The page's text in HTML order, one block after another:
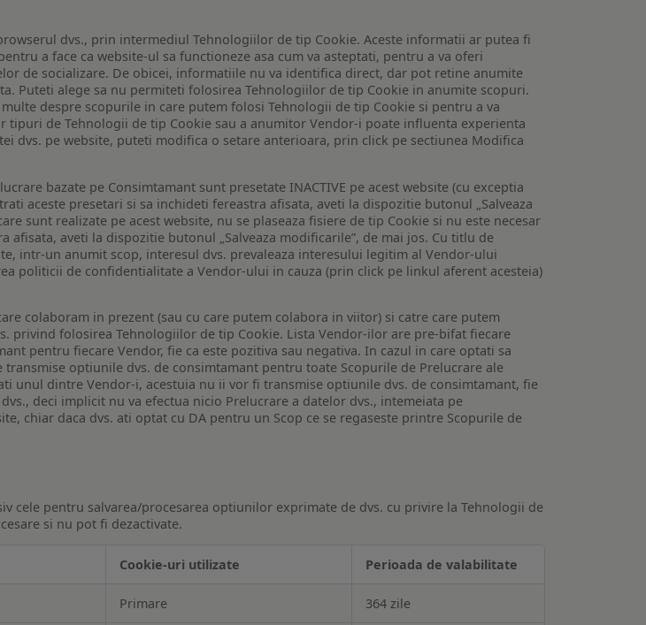
dvs., prin intermediul Tehnologiilor de tip Cookie. Aceste informatii ar putea fi
a face ca website-ul sa functioneze asa cum va asteptati, pentru a va oferi
de socializare. De obicei, informatiile nu va identifica direct, dar pot retine anumite
Puteti alege sa nu permiteti folosirea Tehnologiilor de tip Cookie in anumite scopuri.
despre scopurile in care putem folosi Tehnologii de tip Cookie si pentru a va
tipuri de Tehnologii de tip Cookie sau a anumitor Vendor-i poate influenta experienta
dvs. pe website, puteti modifica o setare anterioara, prin click pe sectiunea Modifica
bazate pe Consimtamant sunt presetate INACTIVE pe acest website (cu exceptia
aceste presetari si sa inchideti fereastra afisata, aveti la dispozitie butonul „Salveaza
sunt realizate pe acest website, nu se plaseaza fisiere de tip Cookie si nu este necesar
aveti la dispozitie butonul „Salveaza modificarile”, de mai jos. Cu titlu de
intr-un anumit scop, interesul dvs. prevaleaza interesului legitim al Vendor-ului
politicii de confidentialitate a Vendor-ului in cauza (prin click pe linkul aferent acesteia)
colaboram in prezent (sau cu care putem colabora in viitor) si catre care putem
privind folosirea Tehnologiilor de tip Cookie. Lista Vendor-ilor are pre-bifat fiecare
pentru fiecare Vendor, fie ca este pozitiva sau negativa. In cazul in care optati sa
optiunile dvs. de consimtamant pentru toate Scopurile de Prelucrare ale
unul dintre Vendor-i, acestuia nu ii vor fi transmise optiunile dvs. de consimtamant, fie
deci implicit nu va efectua nicio Prelucrare a datelor dvs., intemeiata pe
chiar daca dvs. ati optat cu DA pentru un Scop ce se regaseste printre Scopurile de
cele pentru salvarea/procesarea optiunilor exprimate de dvs. cu privire la Tehnologii de
si nu pot fi dezactivate.
Cookie-uri utilizate Perioada de valabilitate
Primare 364 zile